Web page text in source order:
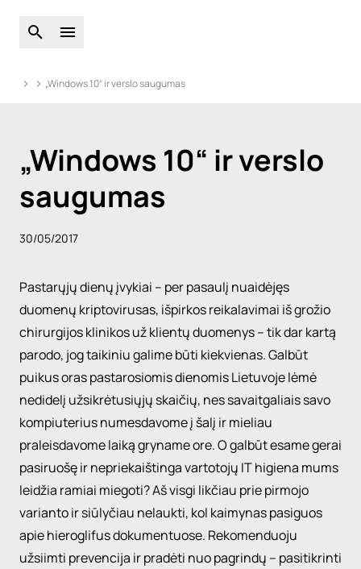
Atidarykite pasaulinę paiešką
Atidarykite pagrindinį meniu
„Windows 10“ ir verslo saugumas
„Windows 10“ ir verslo
saugumas
30/05/2017
Pastarųjų dienų įvykiai – per pasaulį nuaidėjęs
duomenų kriptovirusas, išpirkos reikalavimai iš grožio
chirurgijos klinikos už klientų duomenys – tik dar kartą
parodo, jog taikiniu galime būti kiekvienas.Galbūt
puikus oras pastarosiomis dienomis Lietuvoje lėmė
nedidelį užsikrėtusiųjų skaičių, nes savaitgaliais savo
kompiuterius numesdavome į šalį ir mieliau
praleisdavome laiką gryname ore. O galbūt esame gerai
pasiruošę ir nepriekaištinga vartotojų IT higiena mums
leidžia ramiai miegoti? Aš visgi likčiau prie pirmojo
varianto ir siūlyčiau nelaukti, kol kaimynas pasiguos
apie hieroglifus dokumentuose. Rekomenduoju
užsiimti prevencija ir pradėti nuo pagrindų – pasitikrinti